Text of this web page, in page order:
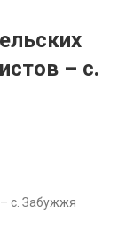
– с.
с. Забужжя